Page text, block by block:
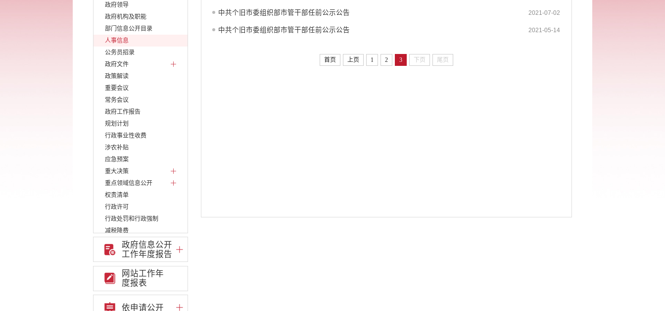
政府领导
政府机构及职能
部门信息公开目录
人事信息
公务员招录
政府文件
政策解读
重要会议
常务会议
政府工作报告
规划计划
行政事业性收费
涉农补贴
应急预案
重大决策
重点领域信息公开
权责清单
行政许可
行政处罚和行政强制
减税降费
稳岗就业
乡村振兴
生态环境
义务教育
医疗卫生
养老服务
政府信息公开
工作年度报告
网站工作年
度报表
依申请公开
中共个旧市委组织部市管干部任前公示公告 2021-07-02
中共个旧市委组织部市管干部任前公示公告 2021-05-14
首页 上页 1 2 3 下页 尾页